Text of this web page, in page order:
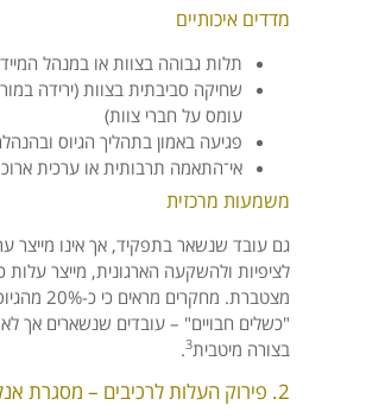
מדדים איכותיים
תלות גבוהה בצוות או במנהל
שחיקה סביבתית בצוות (ירידה
עומס על חברי צוות)
פגיעה באמון בתהליך הגיוס
אי־התאמה תרבותית או ערכית
משמעות מרכזית
גם עובד שנשאר בתפקיד, אך אינו מייצר
לציפיות ולהשקעה הארגונית, מייצר עלות
מצטברת. מחקרים
"כשלים חבויים" – עובדים שנשארים אך
בצורה מיטבית3
.
2. פירוק העלות לרכיבים – מסגרת אנליטית